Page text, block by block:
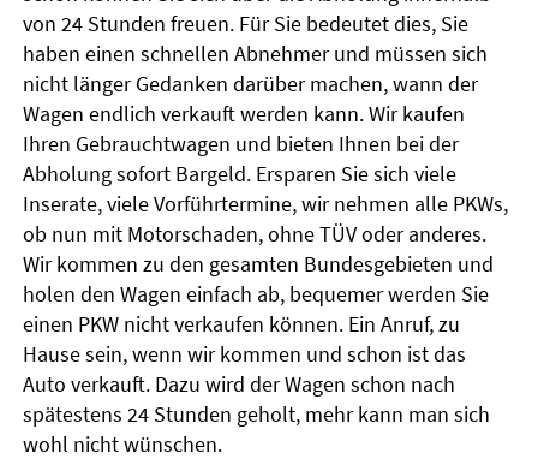
von 24 Stunden freuen. Für Sie bedeutet dies, Sie
haben einen schnellen Abnehmer und müssen sich
nicht länger Gedanken darüber machen, wann der
Wagen endlich verkauft werden kann. Wir kaufen
Ihren Gebrauchtwagen und bieten Ihnen bei der
Abholung sofort Bargeld. Ersparen Sie sich viele
Inserate, viele Vorführtermine, wir nehmen alle PKWs,
ob nun mit Motorschaden, ohne TÜV oder anderes.
Wir kommen zu den gesamten Bundesgebieten und
holen den Wagen einfach ab, bequemer werden Sie
einen PKW nicht verkaufen können. Ein Anruf, zu
Hause sein, wenn wir kommen und schon ist das
Auto verkauft. Dazu wird der Wagen schon nach
spätestens 24 Stunden geholt, mehr kann man sich
wohl nicht wünschen.